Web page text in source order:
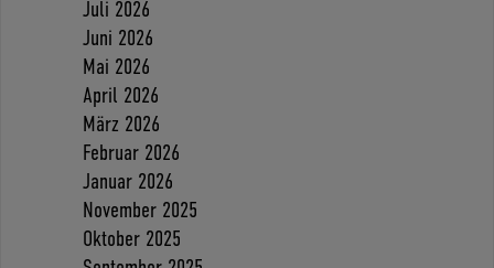
Juli 2026
Juni 2026
Mai 2026
April 2026
März 2026
Februar 2026
Januar 2026
November 2025
Oktober 2025